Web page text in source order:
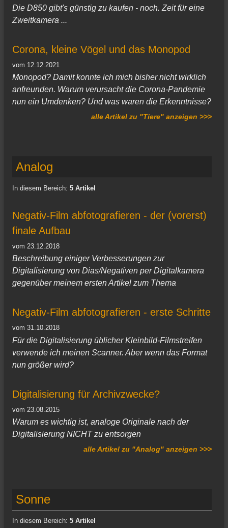
Die D850 gibt's günstig zu kaufen - noch. Zeit für eine
Zweitkamera ...
Corona, kleine Vögel und das Monopod
vom 12.12.2021
Monopod? Damit konnte ich mich bisher nicht wirklich
anfreunden. Warum verursacht die Corona-Pandemie
nun ein Umdenken? Und was waren die Erkenntnisse?
alle Artikel zu "Tiere" anzeigen >>>
Analog
In diesem Bereich: 5 Artikel
Negativ-Film abfotografieren - der (vorerst)
finale Aufbau
vom 23.12.2018
Beschreibung einiger Verbesserungen zur
Digitalisierung von Dias/Negativen per Digitalkamera
gegenüber meinem ersten Artikel zum Thema
Negativ-Film abfotografieren - erste Schritte
vom 31.10.2018
Für die Digitalisierung üblicher Kleinbild-Filmstreifen
verwende ich meinen Scanner. Aber wenn das Format
nun größer wird?
Digitalisierung für Archivzwecke?
vom 23.08.2015
Warum es wichtig ist, analoge Originale nach der
Digitalisierung NICHT zu entsorgen
alle Artikel zu "Analog" anzeigen >>>
Sonne
In diesem Bereich: 5 Artikel